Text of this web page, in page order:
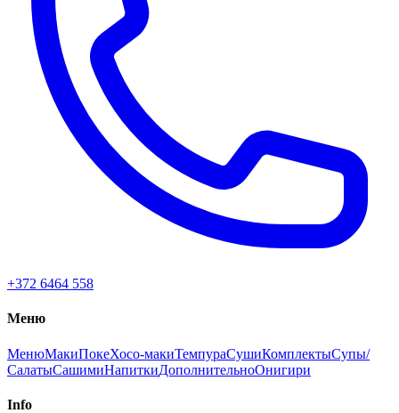
+372 6464 558
Меню
МенюМакиПокеХосо-макиТемпураСушиКомплектыСупы/
СалатыСашимиНапиткиДополнительноОнигири
Info